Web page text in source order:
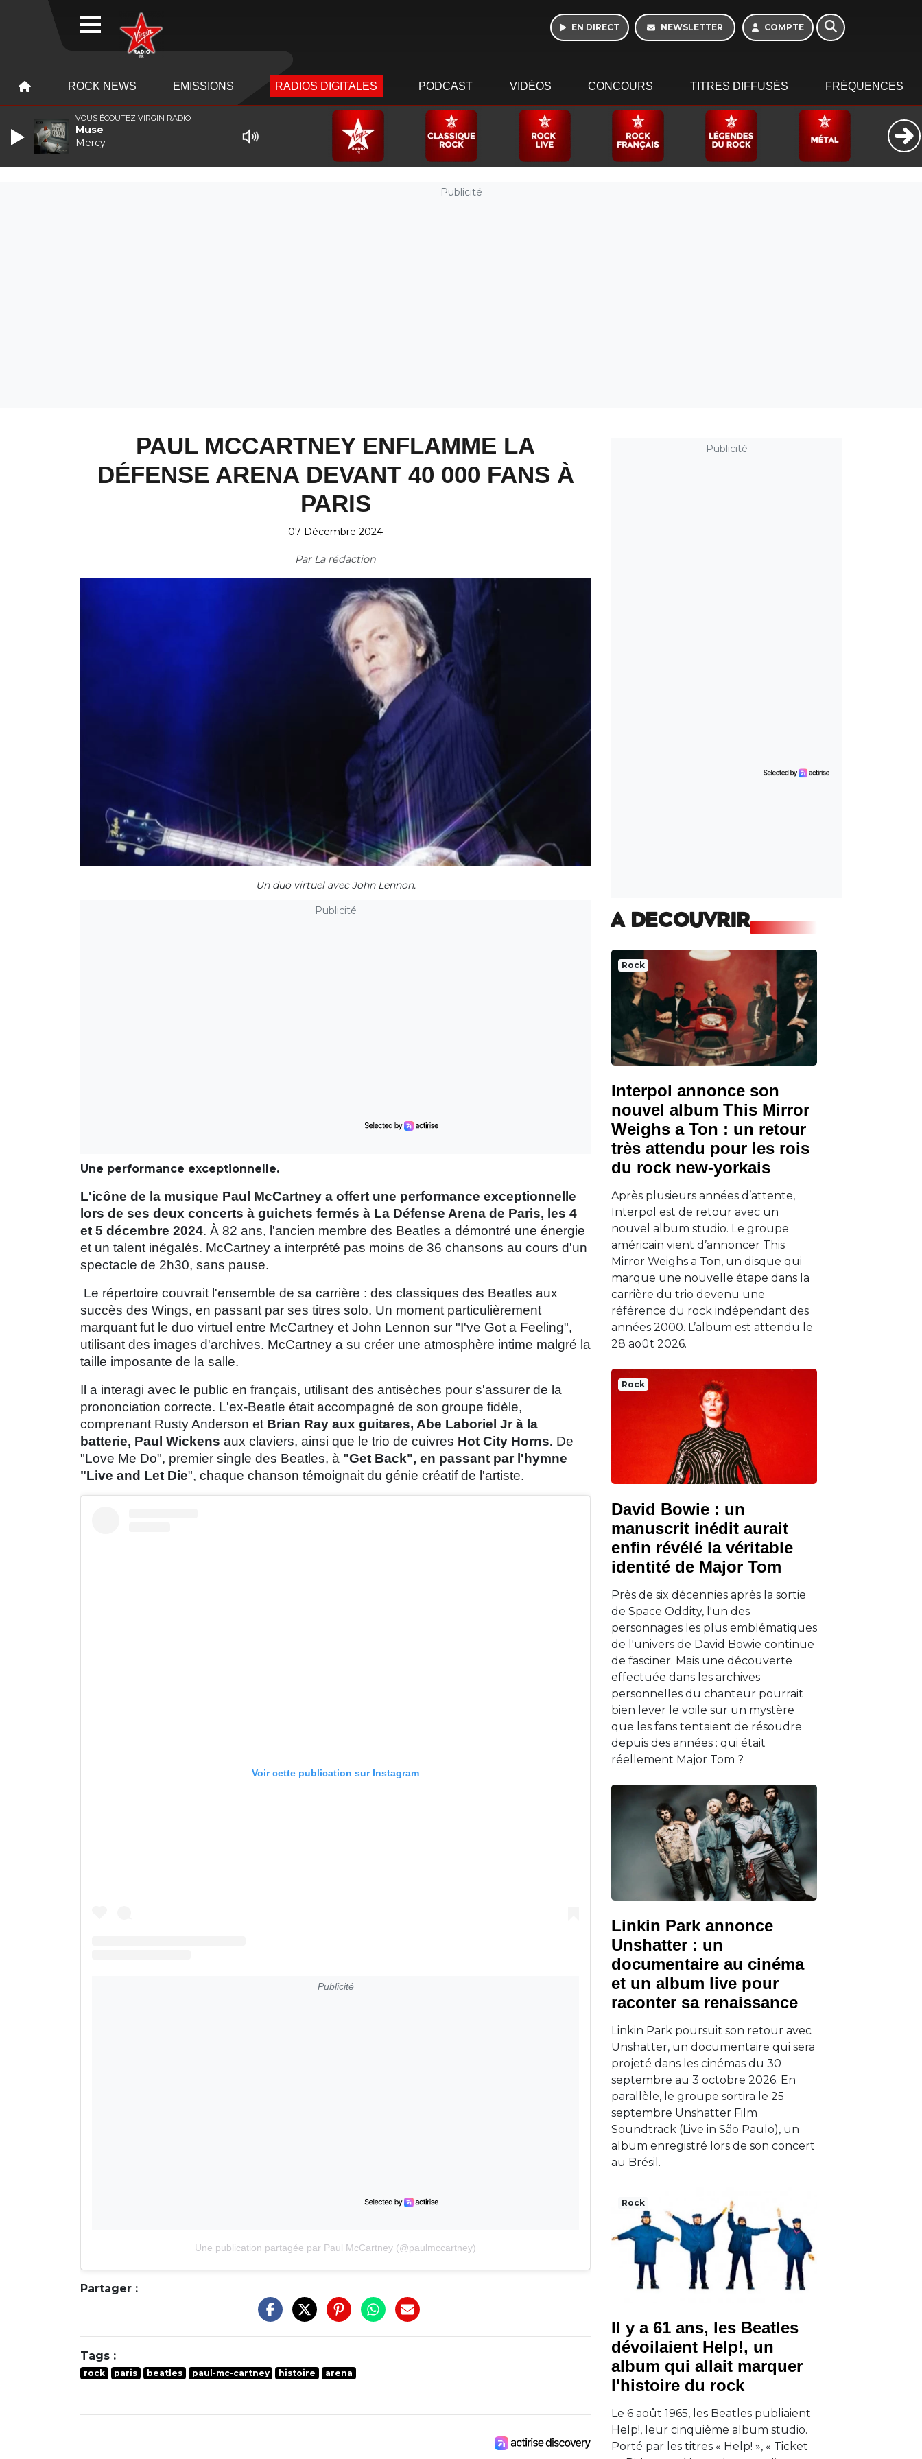
EN DIRECT NEWSLETTER COMPTE
ROCK NEWS EMISSIONS RADIOS DIGITALES PODCAST VIDÉOS CONCOURS TITRES DIFFUSÉS FRÉQUENCES
Publicité
PAUL MCCARTNEY ENFLAMME LA
DÉFENSE ARENA DEVANT 40 000 FANS À
PARIS
07 Décembre 2024
Par La rédaction
Un duo virtuel avec John Lennon.
Publicité
Une performance exceptionnelle.
L'icône de la musique Paul McCartney a offert une performance exceptionnelle
lors de ses deux concerts à guichets fermés à La Défense Arena de Paris, les 4
et 5 décembre 2024. À 82 ans, l'ancien membre des Beatles a démontré une énergie
et un talent inégalés. McCartney a interprété pas moins de 36 chansons au cours d'un
spectacle de 2h30, sans pause.
Le répertoire couvrait l'ensemble de sa carrière : des classiques des Beatles aux
succès des Wings, en passant par ses titres solo. Un moment particulièrement
marquant fut le duo virtuel entre McCartney et John Lennon sur "I've Got a Feeling",
utilisant des images d'archives. McCartney a su créer une atmosphère intime malgré la
taille imposante de la salle.
Il a interagi avec le public en français, utilisant des antisèches pour s'assurer de la
prononciation correcte. L'ex-Beatle était accompagné de son groupe fidèle,
comprenant Rusty Anderson et Brian Ray aux guitares, Abe Laboriel Jr à la
batterie, Paul Wickens aux claviers, ainsi que le trio de cuivres Hot City Horns. De
"Love Me Do", premier single des Beatles, à "Get Back", en passant par l'hymne
"Live and Let Die", chaque chanson témoignait du génie créatif de l'artiste.
Voir cette publication sur Instagram
Publicité
Une publication partagée par Paul McCartney (@paulmccartney)
Partager :
Tags :
rock paris beatles paul-mc-cartney histoire arena
Publicité
A DECOUVRIR
Rock
Interpol annonce son
nouvel album This Mirror
Weighs a Ton : un retour
très attendu pour les rois
du rock new-yorkais
Après plusieurs années d’attente,
Interpol est de retour avec un
nouvel album studio. Le groupe
américain vient d’annoncer This
Mirror Weighs a Ton, un disque qui
marque une nouvelle étape dans la
carrière du trio devenu une
référence du rock indépendant des
années 2000. L’album est attendu le
28 août 2026.
Rock
David Bowie : un
manuscrit inédit aurait
enfin révélé la véritable
identité de Major Tom
Près de six décennies après la sortie
de Space Oddity, l'un des
personnages les plus emblématiques
de l'univers de David Bowie continue
de fasciner. Mais une découverte
effectuée dans les archives
personnelles du chanteur pourrait
bien lever le voile sur un mystère
que les fans tentaient de résoudre
depuis des années : qui était
réellement Major Tom ?
Linkin Park annonce
Unshatter : un
documentaire au cinéma
et un album live pour
raconter sa renaissance
Linkin Park poursuit son retour avec
Unshatter, un documentaire qui sera
projeté dans les cinémas du 30
septembre au 3 octobre 2026. En
parallèle, le groupe sortira le 25
septembre Unshatter Film
Soundtrack (Live in São Paulo), un
album enregistré lors de son concert
au Brésil.
Rock
Il y a 61 ans, les Beatles
dévoilaient Help!, un
album qui allait marquer
l'histoire du rock
Le 6 août 1965, les Beatles publiaient
Help!, leur cinquième album studio.
Porté par les titres « Help! », « Ticket
VOUS ÉCOUTEZ VIRGIN RADIO
Muse
Mercy
WEBRADIO